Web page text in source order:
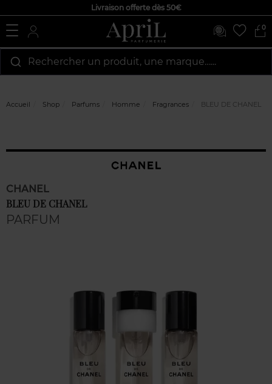
Livraison offerte dès 50€
0
Rechercher un produit, une marque…...
Accueil Shop Parfums Homme Fragrances BLEU DE CHANEL
CHANEL
BLEU DE CHANEL
PARFUM